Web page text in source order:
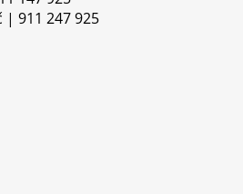
| 911 247 925